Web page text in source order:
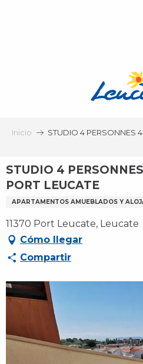
Inicio STUDIO 4 PERSONNES
STUDIO 4
PORT LEUCATE
APARTAMENTOS AMUEBLADOS Y
11370 Port Leucate, Leucate
Cómo llegar
Compartir